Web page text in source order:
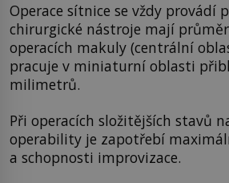
Operace sítnice se vždy provádí
chirurgické nástroje mají
operacích makuly (centrální
pracuje v miniaturní oblasti
milimetrů.
Při operacích složitějších stavů
operability je zapotřebí
a schopnosti improvizace.